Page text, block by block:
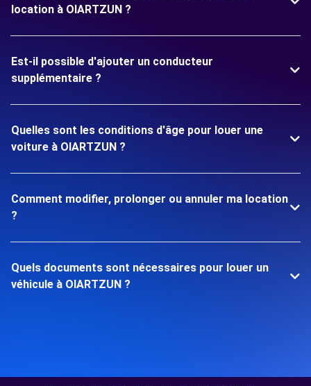
location à OIARTZUN ?
Est-il possible d'ajouter un conducteur
supplémentaire ?
Quelles sont les conditions d'âge pour louer une
voiture à OIARTZUN ?
Comment modifier, prolonger ou annuler ma location
?
Quels documents sont nécessaires pour louer un
véhicule à OIARTZUN ?